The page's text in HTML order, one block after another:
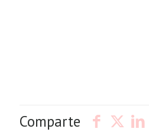
Comparte